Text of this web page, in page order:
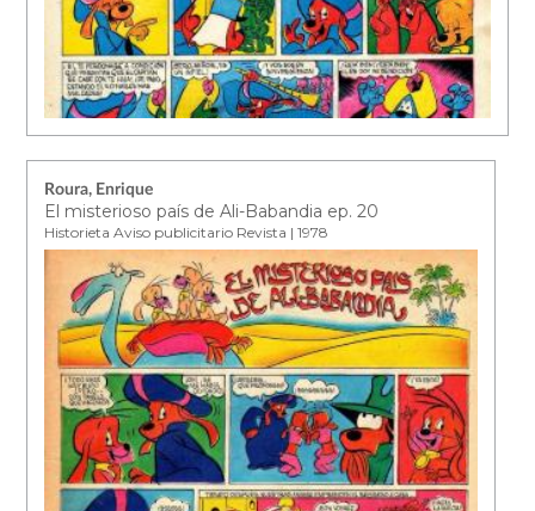
Roura, Enrique
El misterioso país de Ali-Babandia ep. 20
Historieta Aviso publicitario Revista | 1978